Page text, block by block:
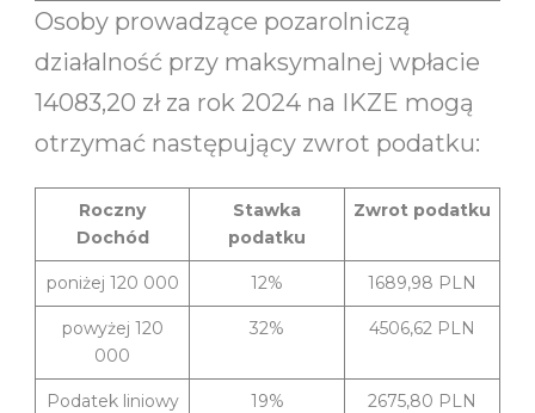
Osoby prowadzące pozarolniczą
działalność przy maksymalnej wpłacie
14083,20 zł za rok 2024 na IKZE mogą
otrzymać następujący zwrot podatku:
Roczny
Dochód
Stawka
podatku
Zwrot podatku
poniżej 120 000 12% 1689,98 PLN
powyżej 120
000
32% 4506,62 PLN
Podatek liniowy 19% 2675,80 PLN